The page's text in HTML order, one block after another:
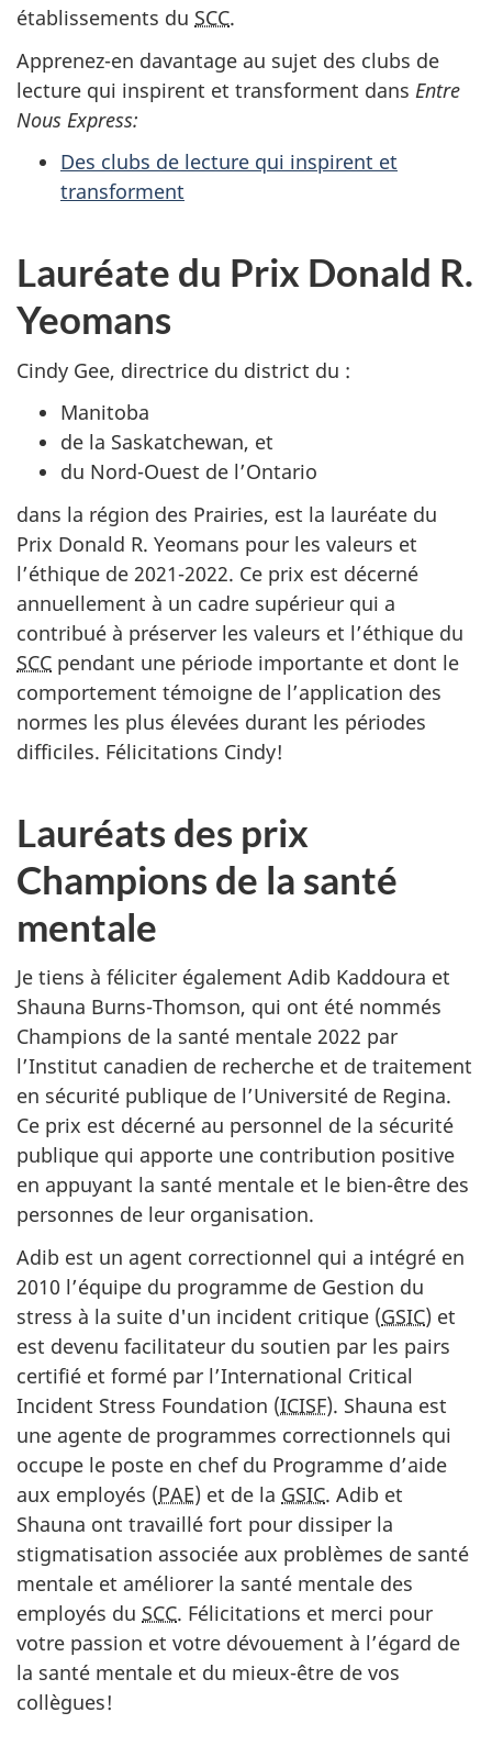
établissements du SCC.
Apprenez-en davantage au sujet des clubs de
lecture qui inspirent et transforment dans Entre
Nous Express:
Des clubs de lecture qui inspirent et
transforment
Lauréate du Prix Donald R.
Yeomans
Cindy Gee, directrice du district du :
Manitoba
de la Saskatchewan, et
du Nord-Ouest de l’Ontario
dans la région des Prairies, est la lauréate du
Prix Donald R. Yeomans pour les valeurs et
l’éthique de 2021-2022. Ce prix est décerné
annuellement à un cadre supérieur qui a
contribué à préserver les valeurs et l’éthique du
SCC pendant une période importante et dont le
comportement témoigne de l’application des
normes les plus élevées durant les périodes
difficiles. Félicitations Cindy!
Lauréats des prix
Champions de la santé
mentale
Je tiens à féliciter également Adib Kaddoura et
Shauna Burns-Thomson, qui ont été nommés
Champions de la santé mentale 2022 par
l’Institut canadien de recherche et de traitement
en sécurité publique de l’Université de Regina.
Ce prix est décerné au personnel de la sécurité
publique qui apporte une contribution positive
en appuyant la santé mentale et le bien-être des
personnes de leur organisation.
Adib est un agent correctionnel qui a intégré en
2010 l’équipe du programme de Gestion du
stress à la suite d'un incident critique (GSIC) et
est devenu facilitateur du soutien par les pairs
certifié et formé par l’International Critical
Incident Stress Foundation (ICISF). Shauna est
une agente de programmes correctionnels qui
occupe le poste en chef du Programme d’aide
aux employés (PAE) et de la GSIC. Adib et
Shauna ont travaillé fort pour dissiper la
stigmatisation associée aux problèmes de santé
mentale et améliorer la santé mentale des
employés du SCC. Félicitations et merci pour
votre passion et votre dévouement à l’égard de
la santé mentale et du mieux-être de vos
collègues!